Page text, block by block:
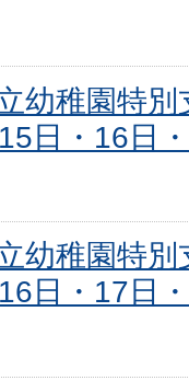
幼稚園特
日・16日
幼稚園特
日・17日